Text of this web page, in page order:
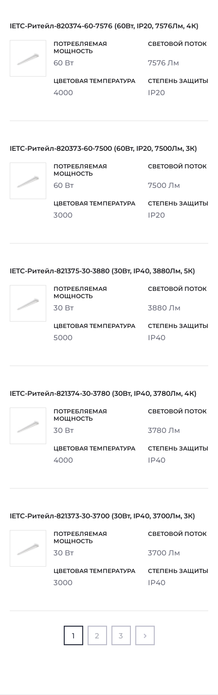
IETC-Ритейл-820374-60-7576 (60Вт, IP20, 7576Лм, 4К)
60 Вт 7576 Лм
4000 IP20
IETC-Ритейл-820373-60-7500 (60Вт, IP20, 7500Лм, 3К)
60 Вт 7500 Лм
3000 IP20
IETC-Ритейл-821375-30-3880 (30Вт, IP40, 3880Лм, 5К)
30 Вт 3880 Лм
5000 IP40
IETC-Ритейл-821374-30-3780 (30Вт, IP40, 3780Лм, 4К)
30 Вт 3780 Лм
4000 IP40
IETC-Ритейл-821373-30-3700 (30Вт, IP40, 3700Лм, 3К)
30 Вт 3700 Лм
3000 IP40
1 2 3